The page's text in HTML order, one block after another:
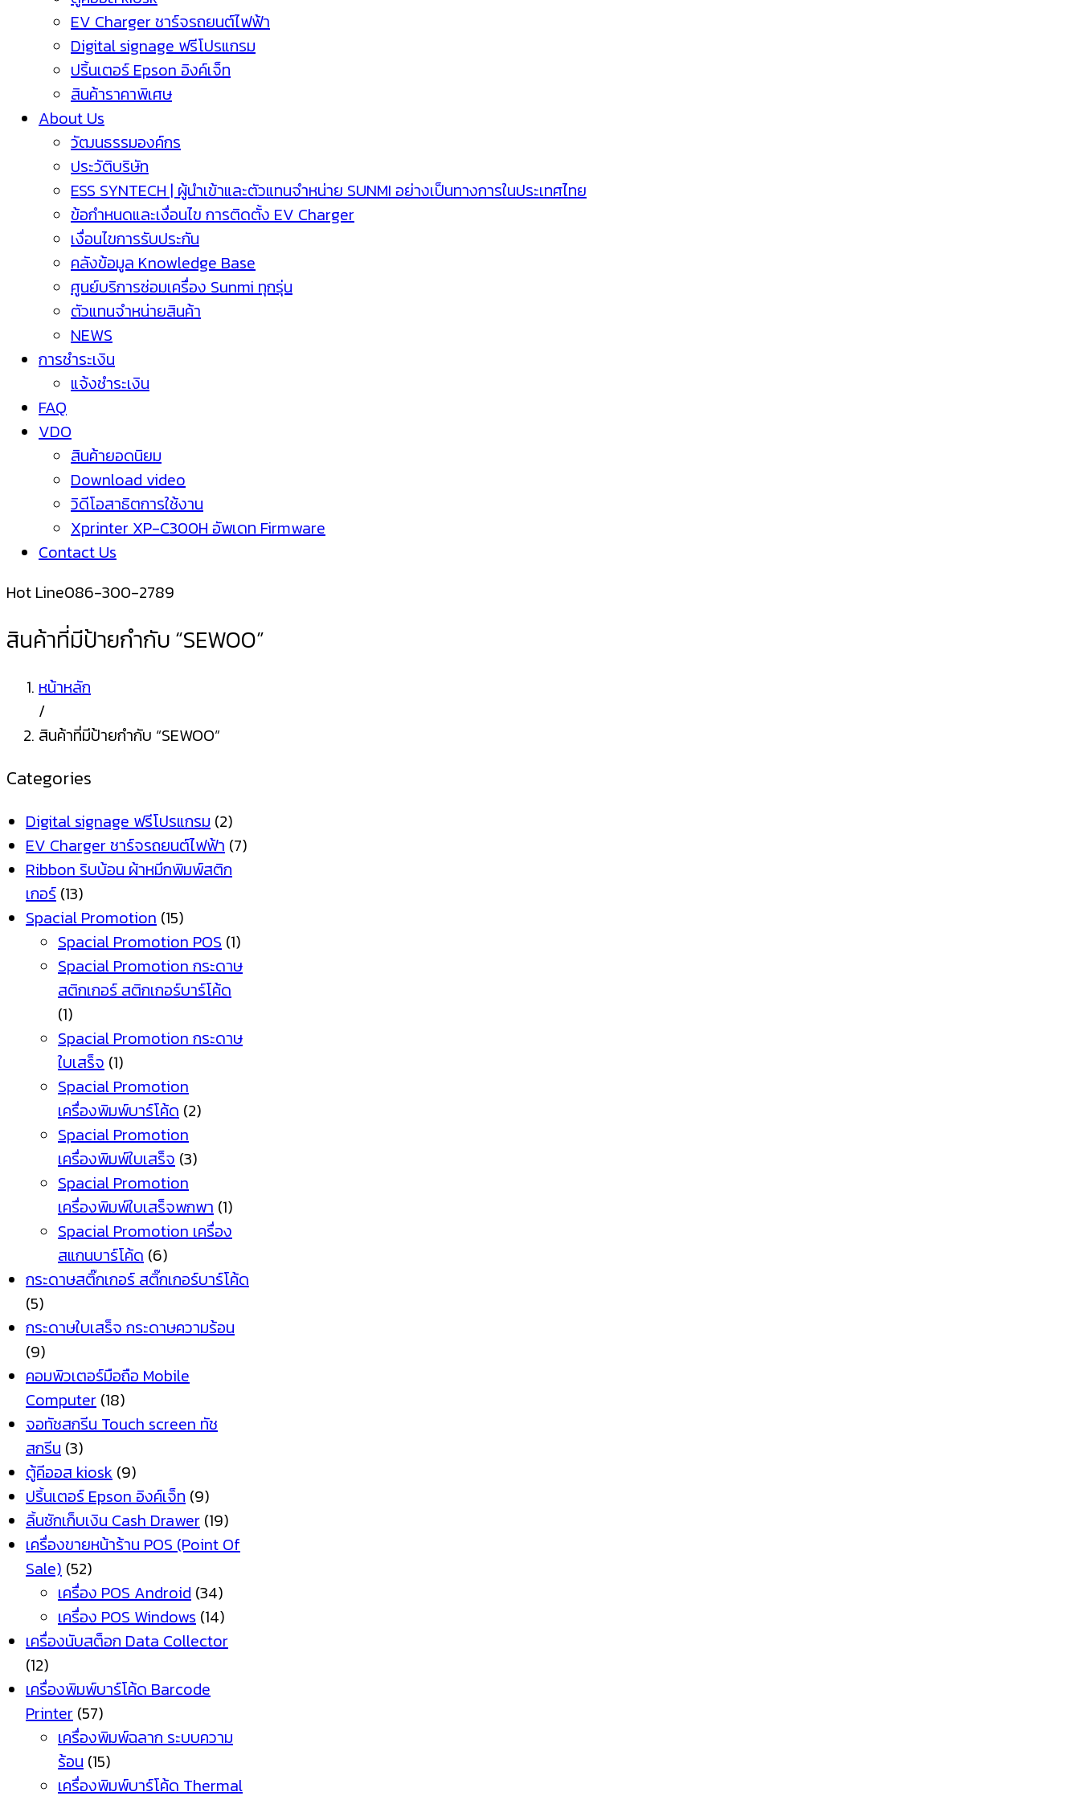
EV Charger ชาร์จรถยนต์ไฟฟ้า
Digital signage ฟรีโปรแกรม
ปริ้นเตอร์ Epson อิงค์เจ็ท
สินค้าราคาพิเศษ
About Us
วัฒนธรรมองค์กร
ประวัติบริษัท
ESS SYNTECH | ผู้นำเข้าและตัวแทนจำหน่าย SUNMI อย่างเป็นทางการในประเทศไทย
ข้อกำหนดและเงื่อนไข การติดตั้ง EV Charger
เงื่อนไขการรับประกัน
คลังข้อมูล Knowledge Base
ศูนย์บริการซ่อมเครื่อง Sunmi ทุกรุ่น
ตัวแทนจำหน่ายสินค้า
NEWS
การชำระเงิน
แจ้งชำระเงิน
FAQ
VDO
สินค้ายอดนิยม
Download video
วิดีโอสาธิตการใช้งาน
Xprinter XP-C300H อัพเดท Firmware
Contact Us
Hot Line086-300-2789
สินค้าที่มีป้ายกำกับ “SEWOO”
หน้าหลัก
/
สินค้าที่มีป้ายกำกับ “SEWOO”
Categories
Digital signage ฟรีโปรแกรม (2)
EV Charger ชาร์จรถยนต์ไฟฟ้า (7)
Ribbon ริบบ้อน ผ้าหมึกพิมพ์สติก
เกอร์ (13)
Spacial Promotion (15)
Spacial Promotion POS (1)
Spacial Promotion กระดาษ
สติกเกอร์ สติกเกอร์บาร์โค้ด
(1)
Spacial Promotion กระดาษ
ใบเสร็จ (1)
Spacial Promotion
เครื่องพิมพ์บาร์โค้ด (2)
Spacial Promotion
เครื่องพิมพ์ใบเสร็จ (3)
Spacial Promotion
เครื่องพิมพ์ใบเสร็จพกพา (1)
Spacial Promotion เครื่อง
สแกนบาร์โค้ด (6)
กระดาษสติ๊กเกอร์ สติ๊กเกอร์บาร์โค้ด
(5)
กระดาษใบเสร็จ กระดาษความร้อน
(9)
คอมพิวเตอร์มือถือ Mobile
Computer (18)
จอทัชสกรีน Touch screen ทัช
สกรีน (3)
ตู้คีออส kiosk (9)
ปริ้นเตอร์ Epson อิงค์เจ็ท (9)
ลิ้นชักเก็บเงิน Cash Drawer (19)
เครื่องขายหน้าร้าน POS (Point Of
Sale) (52)
เครื่อง POS Android (34)
เครื่อง POS Windows (14)
เครื่องนับสต็อก Data Collector
(12)
เครื่องพิมพ์บาร์โค้ด Barcode
Printer (57)
เครื่องพิมพ์ฉลาก ระบบความ
ร้อน (15)
เครื่องพิมพ์บาร์โค้ด Thermal